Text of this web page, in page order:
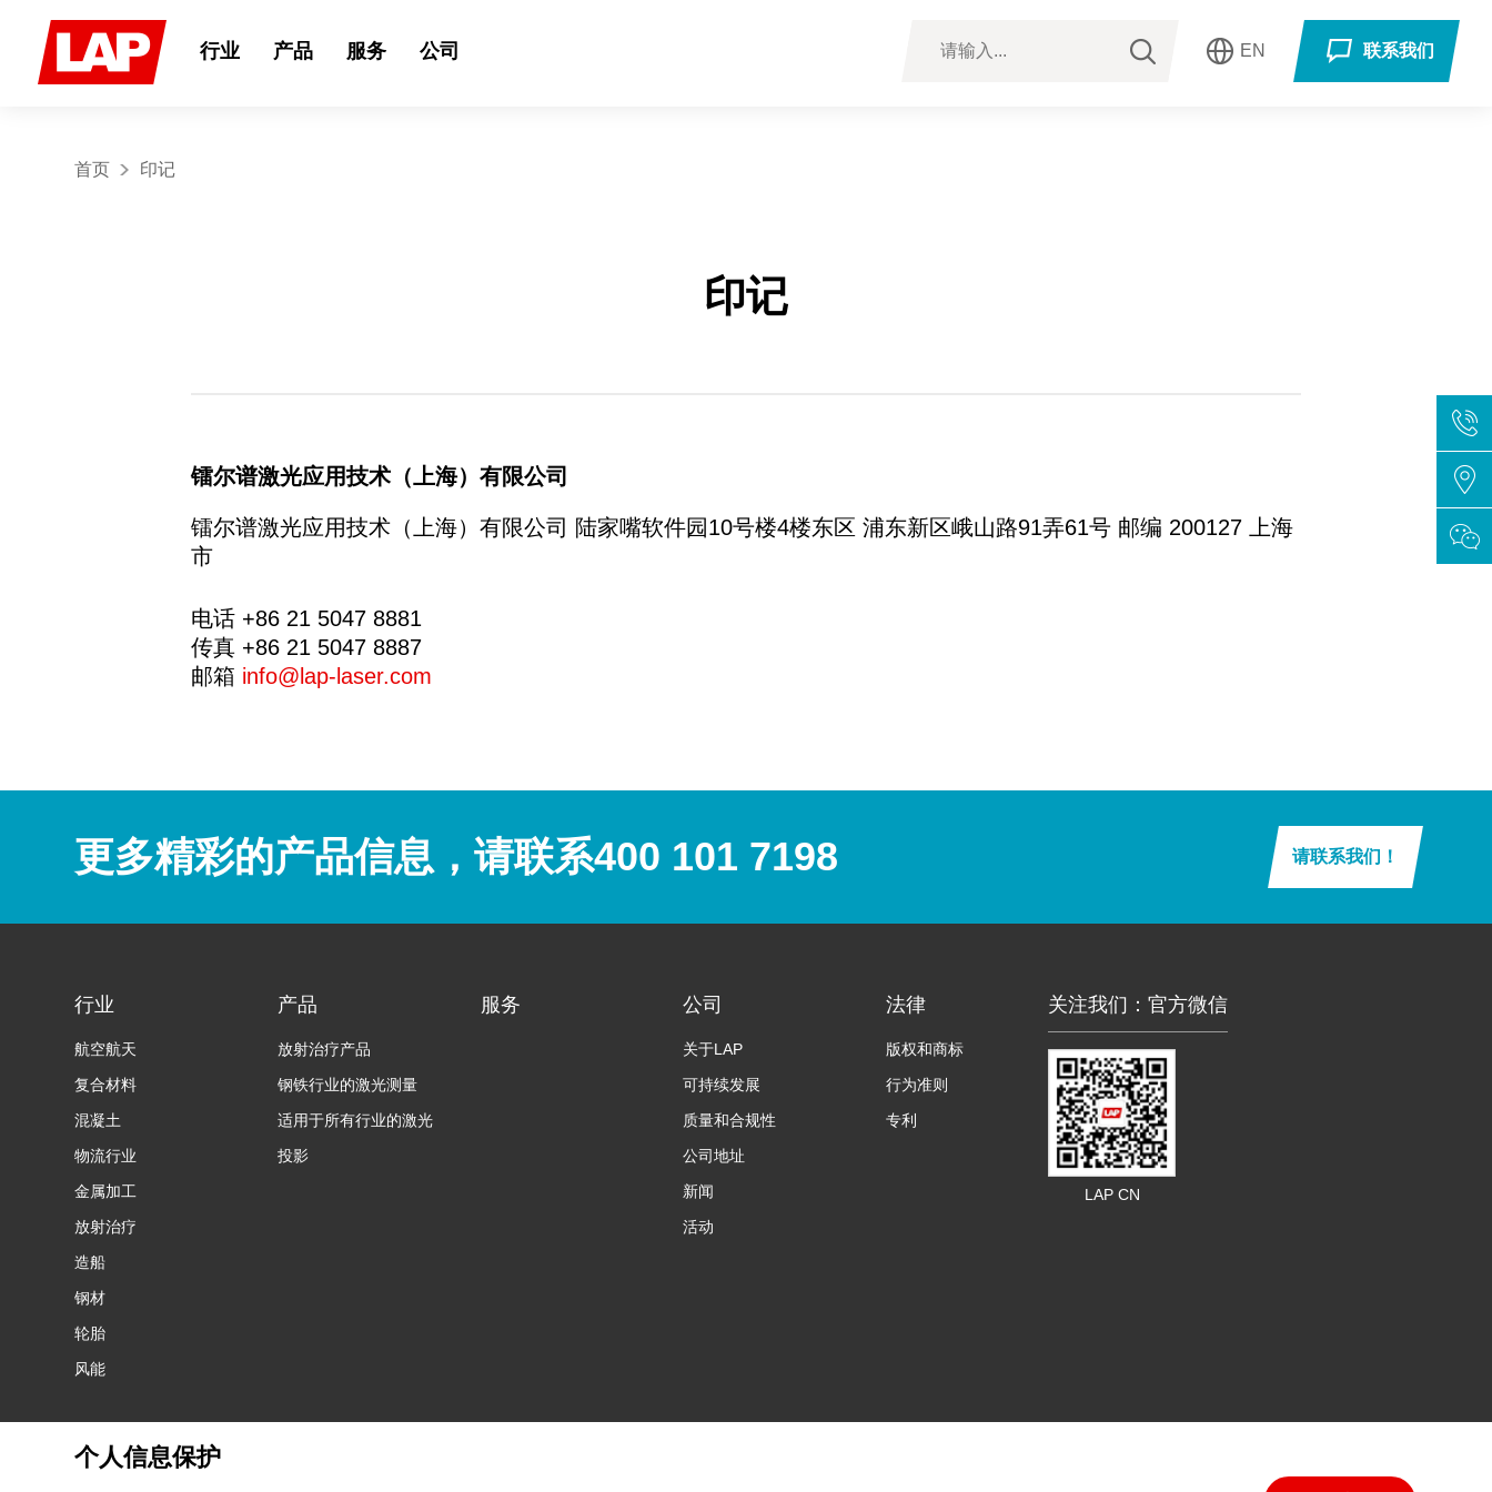
行业 产品 服务 公司 EN 联系我们
个人信息保护
首页 印记
印记
镭尔谱激光应用技术（上海）有限公司
镭尔谱激光应用技术（上海）有限公司 陆家嘴软件园10号楼4楼东区 浦东新区峨山路91弄61号 邮编 200127 上海
市
电话 +86 21 5047 8881
传真 +86 21 5047 8887
邮箱 info@lap-laser.com
更多精彩的产品信息，请联系400 101 7198 请联系我们！
行业
航空航天
复合材料
混凝土
物流行业
金属加工
放射治疗
造船
钢材
轮胎
风能
产品
放射治疗产品
钢铁行业的激光测量
适用于所有行业的激光
投影
服务 公司
关于LAP
可持续发展
质量和合规性
公司地址
新闻
活动
法律
版权和商标
行为准则
专利
关注我们：官方微信
LAP CN